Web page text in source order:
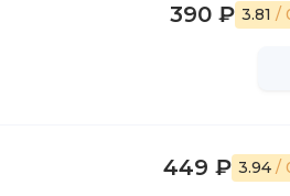
390 ₽ 3.81 /
449 ₽ 3.94 /